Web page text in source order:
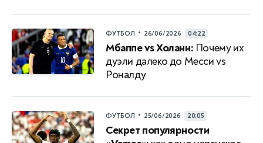
ФУТБОЛ • 26/06/2026 04:22
Мбаппе vs Холанн: Почему их
дуэли далеко до Месси vs
Роналду
ФУТБОЛ • 25/06/2026 20:05
Секрет популярности